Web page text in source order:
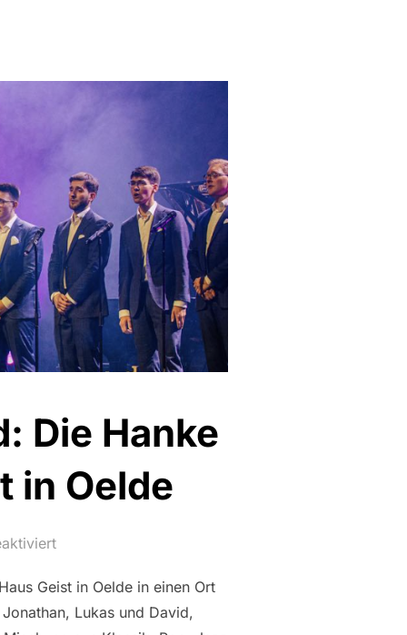
Die Hanke
in Oelde
Geist in Oelde in einen Ort
Lukas und David,